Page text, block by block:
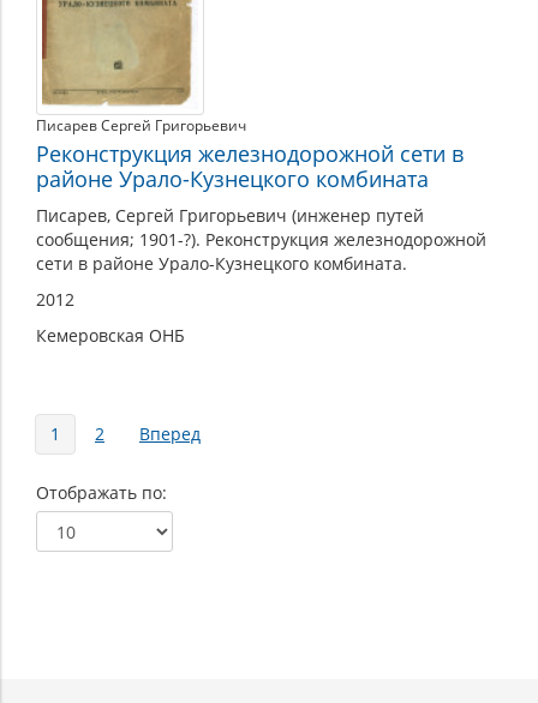
Писарев Сергей Григорьевич
Реконструкция железнодорожной сети в
районе Урало-Кузнецкого комбината
Писарев, Сергей Григорьевич (инженер путей
сообщения; 1901-?). Реконструкция железнодорожной
сети в районе Урало-Кузнецкого комбината.
2012
Кемеровская ОНБ
Страницы
1 2 Вперед
Отображать по